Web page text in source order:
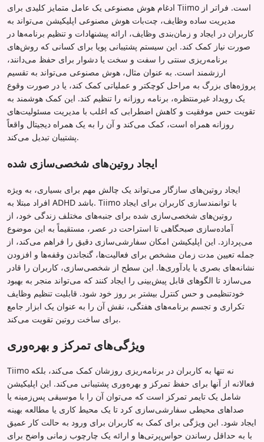
ادغام هوش مصنوعی یک عامل متمایز کلیدی برای Tiimo است. فراتر از
مدیریت ساده وظایف، چت‌بات هوش مصنوعی اپلیکیشن می‌تواند به
کاربران در ایجاد و زمان‌بندی وظایف، ارائه پیشنهادات و تنظیم برنامه‌ها در
صورت نیاز کمک کند. این سیستم پشتیبانی پویا برای کسانی که روش‌های
برنامه‌ریزی سنتی را سفت و سخت یا دشوار برای حفظ می‌دانند،
ارزشمند است. به عنوان مثال، هوش مصنوعی می‌تواند به تقسیم
پروژه‌های بزرگ به مراحل کوچکتر و عملیاتی کمک کند، یا در صورت وقوع
یک رویداد غیرمنتظره، برنامه روزانه را تنظیم کند. این کمک هوشمند به
تقویت حس موفقیت و کاهش اضطرابی که اغلب با مدیریت مسئولیت‌های
روزانه همراه است، کمک می‌کند و آن را به یک همراه دیجیتال واقعاً
پشتیبان تبدیل می‌کند.
ایجاد روتین‌های شخصی‌سازی شده
ایجاد روتین‌های سازگار می‌تواند یک چالش مهم برای بسیاری، به ویژه
افراد مبتلا به ADHD باشد. Tiimo با توانمندسازی کاربران برای ایجاد
روتین‌های شخصی‌سازی شده برای جنبه‌های مختلف زندگی خود، از
آماده‌سازی صبحگاهی تا استراحت در عصر، مستقیماً به این موضوع
می‌پردازد. این اپلیکیشن امکان سفارشی‌سازی دقیق را فراهم می‌کند، از
جمله تعیین مدت زمان مشخص برای فعالیت‌ها، گنجاندن وقفه‌ها و افزودن
نشانه‌های بصری یا یادآوری‌ها. این سطح از شخصی‌سازی، کاربران را قادر
می‌سازد تا الگوهای قابل پیش‌بینی را ایجاد کنند که می‌تواند منجر به بهبود
خودتنظیمی و حس کنترل بیشتر بر روز خود شود. قابلیت تنظیم وظایف
تکراری و تجسم برنامه‌های هفتگی، نقش آن را به عنوان یک ابزار جامع
برای ساخت روتین تقویت می‌کند.
ویژگی‌های تمرکز و بهره‌وری
Tiimo نه تنها به کاربران در برنامه‌ریزی روزشان کمک می‌کند، بلکه
فعالانه از آنها برای حفظ تمرکز و بهره‌وری پشتیبانی می‌کند. این اپلیکیشن
شامل یک تایمر تمرکز است که می‌توان آن را با موسیقی پس‌زمینه یا
صداهای محیطی سفارشی‌سازی کرد تا یک محیط کاری یا مطالعه بهینه
ایجاد شود. این ویژگی برای کمک به کاربران برای ورود به حالت کار عمیق
با به حداقل رساندن حواس‌پرتی‌ها و ارائه یک چارچوب زمانی واضح برای